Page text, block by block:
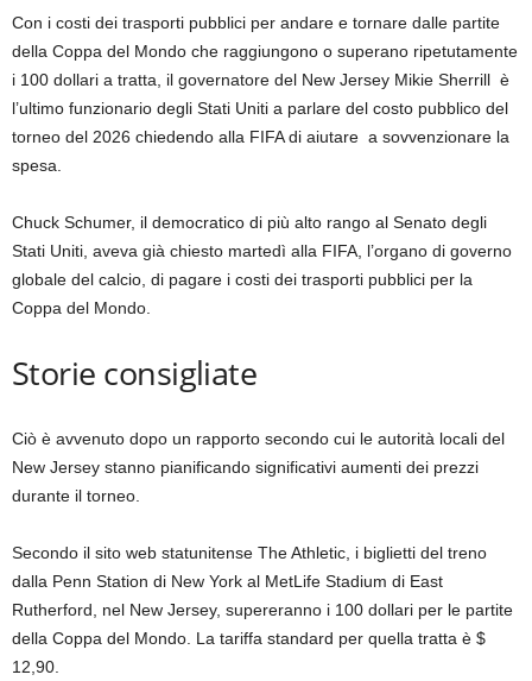
16
aprile
2026
Con i costi dei trasporti pubblici per andare e tornare dalle partite
della Coppa del Mondo che raggiungono o superano ripetutamente
i 100 dollari a tratta, il governatore del New Jersey Mikie Sherrill ⁠ è
l’ultimo funzionario degli Stati Uniti a parlare del costo pubblico del
torneo del 2026 chiedendo alla FIFA di aiutare ⁠ a sovvenzionare la
spesa.
Chuck Schumer, il democratico di più alto rango al Senato degli
Stati Uniti, aveva già chiesto martedì alla FIFA, l’organo di governo
globale del calcio, di pagare i costi dei trasporti pubblici per la
Coppa del Mondo.
Storie consigliate
elenco
di
4
fine
dell’elenco
Ciò è avvenuto dopo un rapporto secondo cui le autorità locali del
New Jersey stanno pianificando significativi aumenti dei prezzi
durante il torneo.
Secondo il sito web statunitense The Athletic, i biglietti del treno
dalla Penn Station di New York al MetLife Stadium di East
Rutherford, nel New Jersey, supereranno i 100 dollari per le partite
della Coppa del Mondo. La tariffa standard per quella tratta è $
12,90.